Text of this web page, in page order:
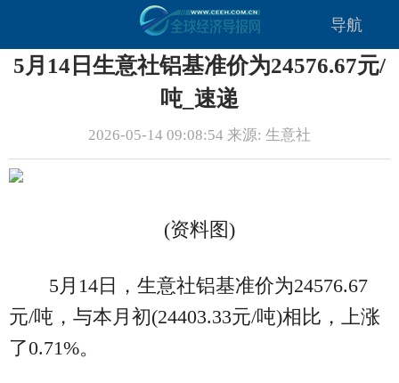
导航
5月14日生意社铝基准价为24576.67元/
吨_速递
2026-05-14 09:08:54 来源: 生意社
(资料图)
5月14日，生意社铝基准价为24576.67
元/吨，与本月初(24403.33元/吨)相比，上涨
了0.71%。